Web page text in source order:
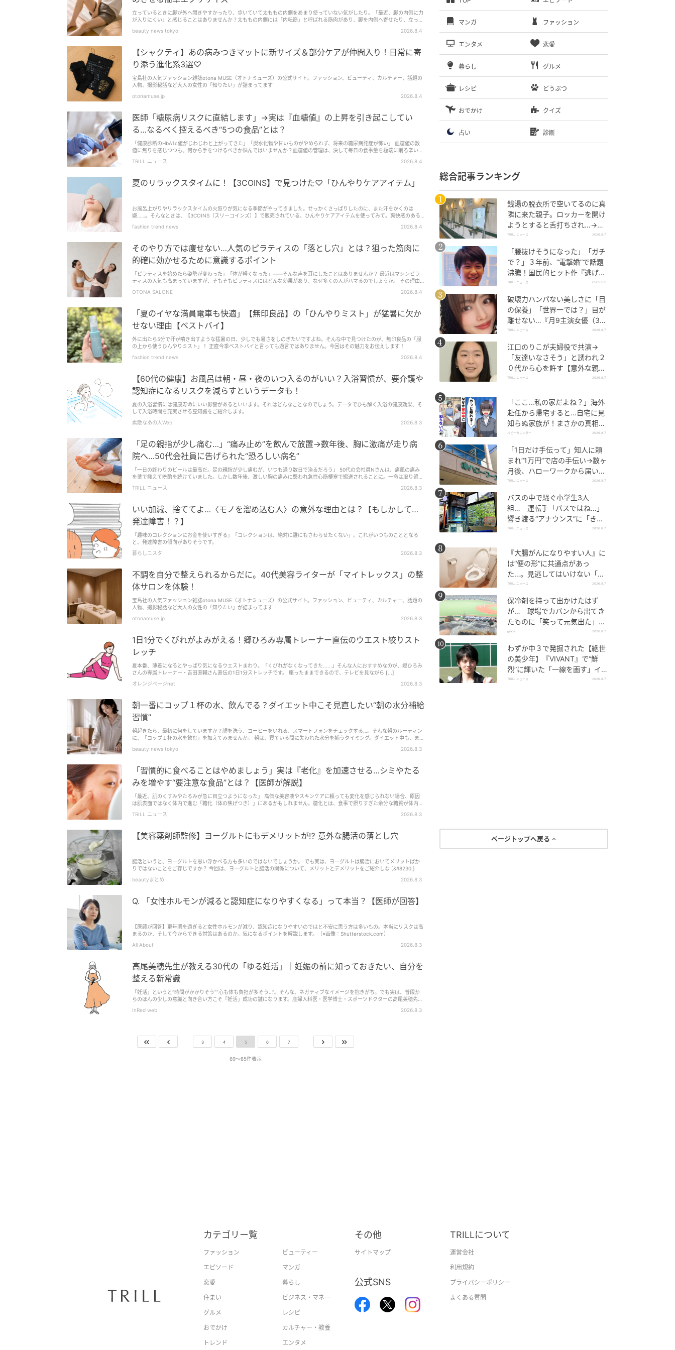
立っているときに脚が外へ開きやすかったり、歩いていて太ももの内側をあまり使っていない気がしたり。「最近、脚の内側に力
が入りにくい」と感じることはありませんか？太ももの内側には「内転筋」と呼ばれる筋肉があり、脚を内側へ寄せたり、立った
beauty news tokyo 2026.8.4
【シャクティ】あの病みつきマットに新サイズ＆部分ケアが仲間入り！日常に寄
り添う進化系3選♡
宝島社の人気ファッション雑誌otona MUSE（オトナミューズ）の公式サイト。ファッション、ビューティ、カルチャー、話題の
人物、撮影秘話など大人の女性の「知りたい」が詰まってます
otonamuse.jp
2026.8.4
医師「糖尿病リスクに直結します」→実は『血糖値』の上昇を引き起こしてい
る…なるべく控えるべき“5つの食品”とは？
「健康診断のHbA1c値がじわじわと上がってきた」「炭水化物や甘いものがやめられず、将来の糖尿病発症が怖い」 血糖値の数
値に焦りを感じつつも、何から手をつけるべきか悩んではいませんか？血糖値の管理は、決して毎日の食事量を極端に削る辛い我
き起こす原因」にあります。 今回は、書籍『食べてはいけないもの×いいもの: からだの不調は食べもので解決できます』（Gakk
れる健康的で美味しい代替習慣までを分かりやすく解説します。
TRILL ニュース 2026.8.4
夏のリラックスタイムに！【3COINS】で見つけた♡「ひんやりケアアイテム」
お風呂上がりやリラックスタイムの火照りが気になる季節がやってきました。せっかくさっぱりしたのに、また汗をかくのは
嫌……。そんなときは、【3COINS（スリーコインズ）】で販売されている、ひんやりケアアイテムを使ってみて。爽快感のある
ます。
fashion trend news 2026.8.4
そのやり方では痩せない…人気のピラティスの「落とし穴」とは？狙った筋肉に
的確に効かせるために意識するポイント
「ピラティスを始めたら姿勢が変わった」「体が軽くなった」――そんな声を耳にしたことはありませんか？ 最近はマシンピラ
ティスの人気も高まっていますが、そもそもピラティスにはどんな効果があり、なぜ多くの人がハマるのでしょうか。 その理由
OTONA SALONE 2026.8.4
「夏のイヤな満員電車も快適」【無印良品】の「ひんやりミスト」が猛暑に欠か
せない理由【ベストバイ】
外に出たら5分で汗が噴き出すような猛暑の日、少しでも暑さをしのぎたいですよね。そんな中で見つけたのが、無印良品の「服
の上から使うひんやりミスト」！ 正直今季ベストバイと言っても過言ではありません。今回はその魅力をお伝えします！
fashion trend news
2026.8.4
【60代の健康】お風呂は朝・昼・夜のいつ入るのがいい？入浴習慣が、要介護や
認知症になるリスクを減らすというデータも！
夏の入浴習慣には健康寿命にいい影響があるといいます。それはどんなことなのでしょう。データでひも解く入浴の健康効果、そ
して入浴時間を充実させる豆知識をご紹介します。
素敵なあの人Web
2026.8.3
「足の親指が少し痛む…」“痛み止め”を飲んで放置→数年後、胸に激痛が走り病
院へ…50代会社員に告げられた“恐ろしい病名”
「一日の終わりのビールは最高だ。足の親指が少し痛むが、いつも通り数日で治るだろう」 50代の会社員Nさんは、痛風の痛み
を薬で抑えて晩酌を続けていました。しかし数年後、激しい胸の痛みに襲われ急性心筋梗塞で搬送されることに。一命は取り留め
なう麻酔科専門医の松岡です。今回は単なる足の痛みと思われがちな痛風が、実は全身の血管を傷つけ、命に関わる心筋梗塞を引
TRILL ニュース 2026.8.3
いい加減、捨ててよ…〈モノを溜め込む人〉の意外な理由とは？【もしかして…
発達障害！？】
「趣味のコレクションにお金を使いすぎる」「コレクションは、絶対に誰にもさわらせたくない」。これがいつものこととなる
と、発達障害の傾向がありそうです。
暮らしニスタ
2026.8.3
不調を自分で整えられるからだに。40代美容ライターが「マイトレックス」の整
体サロンを体験！
宝島社の人気ファッション雑誌otona MUSE（オトナミューズ）の公式サイト。ファッション、ビューティ、カルチャー、話題の
人物、撮影秘話など大人の女性の「知りたい」が詰まってます
otonamuse.jp
2026.8.3
1日1分でくびれがよみがえる！郷ひろみ専属トレーナー直伝のウエスト絞りスト
レッチ
夏本番、薄着になるとやっぱり気になるウエストまわり。「くびれがなくなってきた......」そんな人におすすめなのが、郷ひろみ
さんの専属トレーナー・吉田直輔さん直伝の1日1分ストレッチです。 座ったままできるので、テレビを見ながら [...]
オレンジページnet
2026.8.3
朝一番にコップ１杯の水、飲んでる？ダイエット中こそ見直したい“朝の水分補給
習慣”
朝起きたら、最初に何をしていますか？顔を洗う、コーヒーをいれる、スマートフォンをチェックする…。そんな朝のルーティン
に、「コップ１杯の水を飲む」を加えてみませんか。 朝は、寝ている間に失われた水分を補うタイミング。ダイエット中も、まず
beauty news tokyo 2026.8.3
「習慣的に食べることはやめましょう」実は『老化』を加速させる…シミやたる
みを増やす“要注意な食品”とは？【医師が解説】
「最近、肌のくすみやたるみが急に目立つようになった」 高価な美容液やスキンケアに頼っても変化を感じられない場合、原因
は肌表面ではなく体内で進む「糖化（体の焦げつき）」にあるかもしれません。糖化とは、食事で摂りすぎた余分な糖質が体内の
ールによって防ぐことができます。 今回は、書籍『食べてはいけないもの×いいもの: からだの不調は食べもので解決できます』
方のコツを詳しく解説します。
TRILL ニュース 2026.8.3
【美容薬剤師監修】ヨーグルトにもデメリットが⁉ 意外な腸活の落とし穴
腸活というと、ヨーグルトを思い浮かべる方も多いのではないでしょうか。 でも実は、ヨーグルトは腸活においてメリットばか
りではないことをご存じですか？ 今回は、ヨーグルトと腸活の関係について、メリットとデメリットをご紹介しな [&#8230;]
beautyまとめ
2026.8.3
Q. 「女性ホルモンが減ると認知症になりやすくなる」って本当？【医師が回答】
【医師が回答】更年期を過ぎると女性ホルモンが減り、認知症になりやすいのではと不安に思う方は多いもの。本当にリスクは高
まるのか、そして今からできる対策はあるのか。気になるポイントを解説します。（※画像：Shutterstock.com）
All About
2026.8.3
高尾美穂先生が教える30代の「ゆる妊活」｜妊娠の前に知っておきたい、自分を
整える新常識
「妊活」というと“時間がかかりそう”“心も体も負担が多そう…”。そんな、ネガティブなイメージを抱きがち。でも実は、普段か
らのほんの少しの意識と向き合い方こそ「妊活」成功の鍵になります。産婦人科医・医学博士・スポーツドクターの高尾美穂先生
InRed web 2026.8.3
3 4 5 6 7
69〜85件表示
マンガ ファッション
エンタメ 恋愛
暮らし グルメ
レシピ どうぶつ
おでかけ クイズ
占い 診断
総合記事ランキング
銭湯の脱衣所で空いてるのに真
隣に来た親子。ロッカーを開け
ようとすると舌打ちされ…→直
後、娘の放った“純粋な一言”に
TRILL ニュース 2026.8.7
「腰抜けそうになった」「ガチ
で？」３年前、“電撃婚”で話題
沸騰！国民的ヒット作『逃げ
恥』で異彩放った【国宝級イケ
TRILL ニュース 2026.8.6
破壊力ハンパない美しさに「目
の保養」「世界一では？」目が
離せない…『月9主演女優（34
歳）』“極上”美ショットがすご
TRILL ニュース 2026.8.7
江口のりこが夫婦役で共演→
「友達いなさそう」と誘われ２
０代から心を許す【意外な親友
芸人】とは？
TRILL ニュース 2026.8.7
「ここ…私の家だよね？」海外
赴任から帰宅すると…自宅に見
知らぬ家族が！まさかの真相と
は！？
ベビーカレンダー 2026.8.7
「1日だけ手伝って」知人に頼
まれ“1万円”で店の手伝い→数ヶ
月後、ハローワークから届いた
電話に50代女性が“青ざめたワ
TRILL ニュース 2026.8.7
バスの中で騒ぐ小学生3人
組… 運転手「バスではね…」
響き渡る“アナウンス”に「きっ
といい経験になった」
TRILL ニュース 2026.8.7
『大腸がんになりやすい人』に
は“便の形”に共通点があっ
た…。見逃してはいけない「危
険なサイン」とは？【医師が解
TRILL ニュース 2026.8.7
保冷剤を持って出かけたはず
が… 球場でカバンから出てき
たものに「笑って元気出た」
「そんなことある？」の声
grape 2026.8.7
わずか中３で発掘された【絶世
の美少年】『VIVANT』で“鮮
烈”に輝いた「一線を画す」イケ
メン俳優
TRILL ニュース 2026.8.7
ページトップへ戻る
カテゴリー覧
ファッション
ビューティー
エピソード
マンガ
恋愛
暮らし
住まい
ビジネス・マネー
グルメ
レシピ
おでかけ
カルチャー・教養
トレンド
エンタメ
その他
サイトマップ
公式SNS
TRILLについて
運営会社
利用規約
プライバシーポリシー
よくある質問